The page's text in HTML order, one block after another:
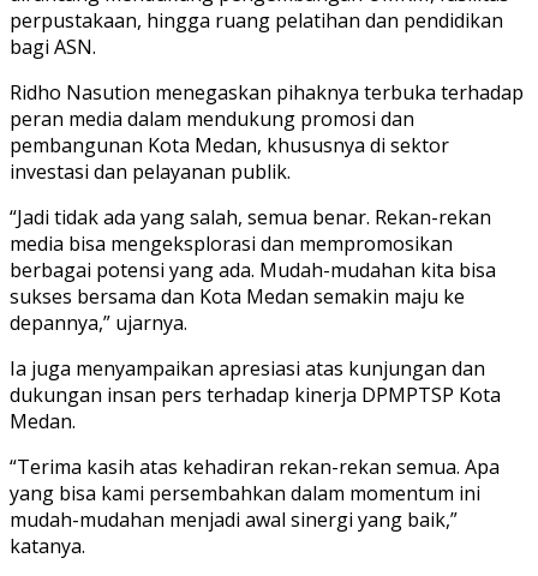
perpustakaan, hingga ruang pelatihan dan pendidikan
bagi ASN.
Ridho Nasution menegaskan pihaknya terbuka terhadap
peran media dalam mendukung promosi dan
pembangunan Kota Medan, khususnya di sektor
investasi dan pelayanan publik.
“Jadi tidak ada yang salah, semua benar. Rekan-rekan
media bisa mengeksplorasi dan mempromosikan
berbagai potensi yang ada. Mudah-mudahan kita bisa
sukses bersama dan Kota Medan semakin maju ke
depannya,” ujarnya.
Ia juga menyampaikan apresiasi atas kunjungan dan
dukungan insan pers terhadap kinerja DPMPTSP Kota
Medan.
“Terima kasih atas kehadiran rekan-rekan semua. Apa
yang bisa kami persembahkan dalam momentum ini
mudah-mudahan menjadi awal sinergi yang baik,”
katanya.